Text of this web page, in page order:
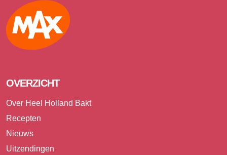
Max
OVERZICHT
Over Heel Holland Bakt
Recepten
Nieuws
Uitzendingen